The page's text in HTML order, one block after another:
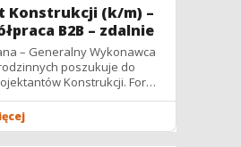
Konstrukcji (k/m) –
B2B – zdalnie
– Generalny Wykonawca
poszukuje do
Konstrukcji. Forma
/ podwykonawstwo –